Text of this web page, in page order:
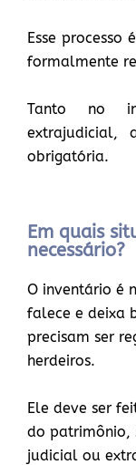
Esse processo
formalmente
Tanto no
extrajudicial,
obrigatória.
Em quais
necessário?
O inventário é
falece e deixa
precisam ser
herdeiros.
Ele deve ser
do patrimônio,
judicial ou